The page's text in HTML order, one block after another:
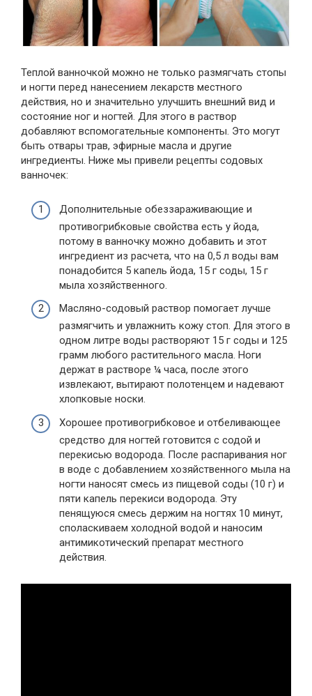
Теплой ванночкой можно не только размягчать стопы
и ногти перед нанесением лекарств местного
действия, но и значительно улучшить внешний вид и
состояние ног и ногтей. Для этого в раствор
добавляют вспомогательные компоненты. Это могут
быть отвары трав, эфирные масла и другие
ингредиенты. Ниже мы привели рецепты содовых
ванночек:
Дополнительные обеззараживающие и
противогрибковые свойства есть у йода,
потому в ванночку можно добавить и этот
ингредиент из расчета, что на 0,5 л воды вам
понадобится 5 капель йода, 15 г соды, 15 г
мыла хозяйственного.
Масляно-содовый раствор помогает лучше
размягчить и увлажнить кожу стоп. Для этого в
одном литре воды растворяют 15 г соды и 125
грамм любого растительного масла. Ноги
держат в растворе ¼ часа, после этого
извлекают, вытирают полотенцем и надевают
хлопковые носки.
Хорошее противогрибковое и отбеливающее
средство для ногтей готовится с содой и
перекисью водорода. После распаривания ног
в воде с добавлением хозяйственного мыла на
ногти наносят смесь из пищевой соды (10 г) и
пяти капель перекиси водорода. Эту
пенящуюся смесь держим на ногтях 10 минут,
споласкиваем холодной водой и наносим
антимикотический препарат местного
действия.